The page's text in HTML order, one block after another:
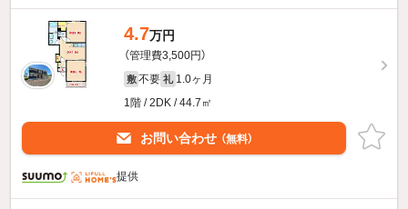
4.7万円
（管理費3,500円）
敷 不要 礼 1.0ヶ月
1階 / 2DK / 44.7㎡
お問い合わせ （無料）
提供